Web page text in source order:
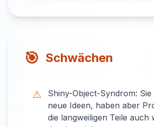
🎯 Schwächen
⚠️
Shiny-Object-Syndrom: Sie
neue Ideen, haben aber
die langweiligen Teile auch